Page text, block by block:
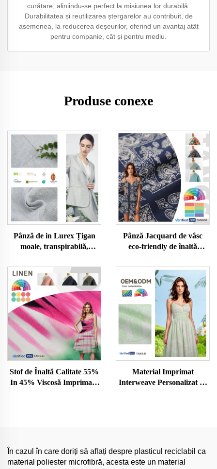
curățare, aliniindu-se perfect la misiunea lor durabilă.
Durabilitatea și reutilizarea ștergarelor au contribuit, de
asemenea, la reducerea deșeurilor, oferind un avantaj atât
pentru companie, cât și pentru mediu.
Produse conexe
Pânză de in Lurex Țigan
moale, transpirabilă,
pielea, pentru îmbrăcăminte
de femeie și bărbat, pânză
pentru confecții
Pânză Jacquard de vâsc
eco-friendly de înaltă
pentru îmbrăcăminte de
fetiță - pentru rochii și
cămăși
Stof de Înaltă Calitate 55%
In 45% Viscosă Imprimată
Material Imprimat
Interweave Personalizat cu
În cazul în care doriți să aflați despre plasticul reciclabil ca
material poliester microfibră, acesta este un material